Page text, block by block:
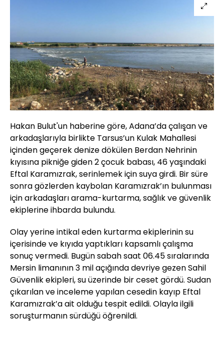
Hakan Bulut'un haberine göre, Adana’da çalışan ve
arkadaşlarıyla birlikte Tarsus’un Kulak Mahallesi
içinden geçerek denize dökülen Berdan Nehrinin
kıyısına pikniğe giden 2 çocuk babası, 46 yaşındaki
Eftal Karamızrak, serinlemek için suya girdi. Bir süre
sonra gözlerden kaybolan Karamızrak’ın bulunması
için arkadaşları arama-kurtarma, sağlık ve güvenlik
ekiplerine ihbarda bulundu.
Olay yerine intikal eden kurtarma ekiplerinin su
içerisinde ve kıyıda yaptıkları kapsamlı çalışma
sonuç vermedi. Bugün sabah saat 06.45 sıralarında
Mersin limanının 3 mil açığında devriye gezen Sahil
Güvenlik ekipleri, su üzerinde bir ceset gördü. Sudan
çıkarılan ve inceleme yapılan cesedin kayıp Eftal
Karamızrak’a ait olduğu tespit edildi. Olayla ilgili
soruşturmanın sürdüğü öğrenildi.